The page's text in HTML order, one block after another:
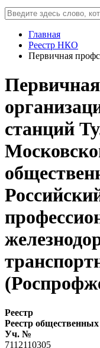
Главная
Реестр НКО
Первичная
станций
Реестр
Реестр
Уч. №
7112110305